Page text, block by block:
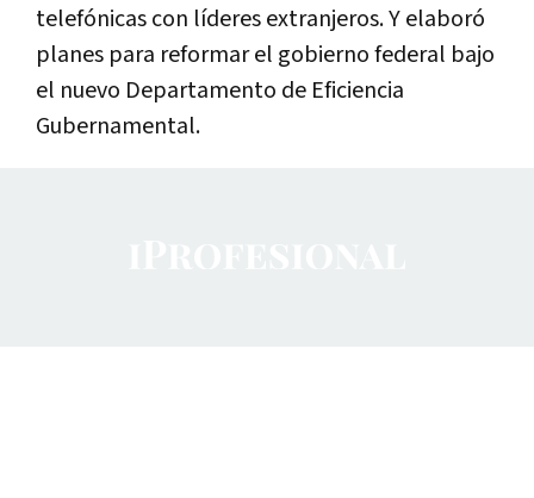
telefónicas con líderes extranjeros. Y elaboró
planes para reformar el gobierno federal bajo
el nuevo Departamento de Eficiencia
Gubernamental.